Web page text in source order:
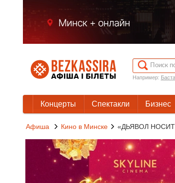
Например: Баста
Концерты Спектакли Бизнес
Афиша Кино в Минске «ДЬЯВОЛ НОСИТ